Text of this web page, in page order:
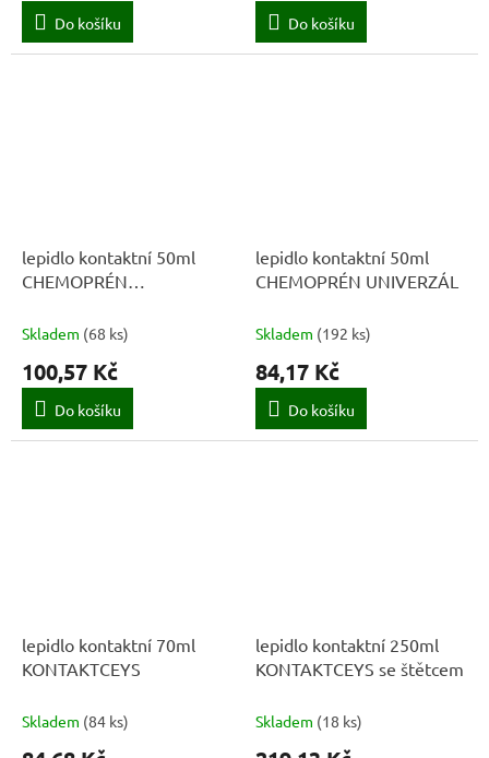
Do košíku Do košíku
lepidlo kontaktní 50ml
CHEMOPRÉN
Skladem (68 ks)
100,57 Kč
Do košíku
lepidlo kontaktní 50ml
CHEMOPRÉN UNIVERZÁL
Skladem (192 ks)
84,17 Kč
Do košíku
lepidlo kontaktní 70ml
KONTAKTCEYS
Skladem (84 ks)
lepidlo kontaktní 250ml
KONTAKTCEYS se štětcem
Skladem (18 ks)